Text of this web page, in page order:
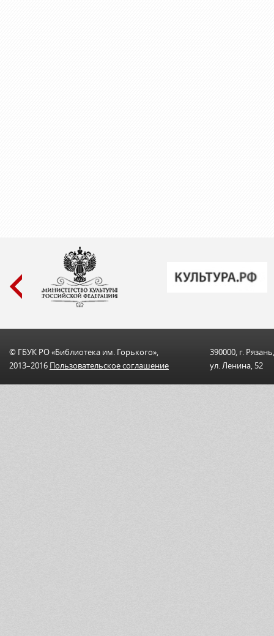
© ГБУК РО «Библиотека им. Горького»,
2013–2016 Пользовательскоe соглашениe
390000, г. Рязань,
ул. Ленина, 52